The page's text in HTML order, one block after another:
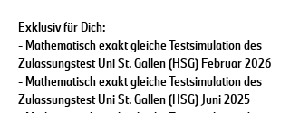
Exklusiv für Dich:
- Mathematisch exakt gleiche Testsimulation des
Zulassungstest Uni St. Gallen (HSG) Februar 2026
- Mathematisch exakt gleiche Testsimulation des
Zulassungstest Uni St. Gallen (HSG) Juni 2025